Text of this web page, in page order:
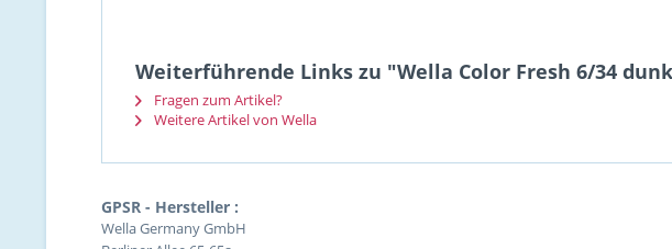
Weiterführende Links zu "Wella Color Fresh 6/34
Fragen zum Artikel?
Weitere Artikel von Wella
GPSR - Hersteller :
Wella Germany GmbH